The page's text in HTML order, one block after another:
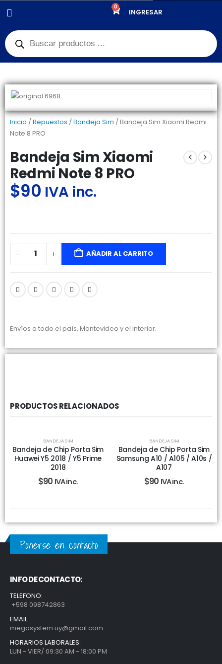
0
INGRESAR
BANDEJA SIM
Inicio /Repuestos /Bandeja Sim / Bandeja Sim Xiaomi Redmi
Note 8 PRO
Bandeja Sim Xiaomi
Redmi Note 8 PRO
$90 IVA inc.
AÑADIR AL CARRITO
Envíos a todo el país, Montevideo y el interior.
PRODUCTOS RELACIONADOS
BANDEJA SIM
Bandeja de Chip Porta Sim
Huawei Y5 2018 / Y5 Prime
2018
$90 IVA inc.
BANDEJA SIM
Bandeja de Chip Porta Sim
Samsung A10 / A105 / A10s /
A107
$90 IVA inc.
Ponerse en contacto
INFO DE CONTACTO:
TELEFONO:
+598 098742863
EMAIL:
megasystem.uy@gmail.com
HORARIOS LABORALES:
LUN - VIER/ 09:30 AM - 18:00 PM